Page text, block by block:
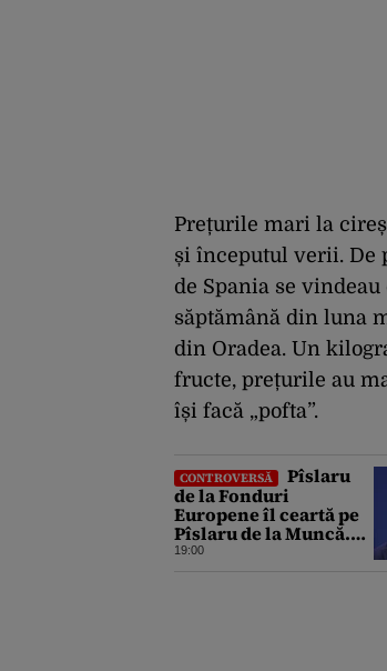
Prețurile mari la
și începutul verii. De
de Spania se
săptămână din luna
din Oradea. Un
fructe, prețurile au
își facă „pofta”.
CONTROVERSĂ
Pîslaru
de la Fonduri
Europene îl ceartă pe
Pîslaru de la Muncă.
Ce avertisment a
19:00